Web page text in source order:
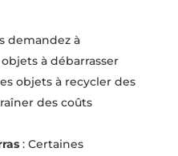
demandez à
à débarrasser
objets à recycler des
des coûts
: Certaines